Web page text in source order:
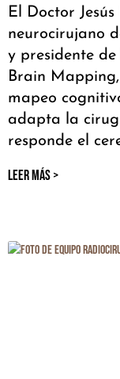
El Doctor
neurocirujano
y presidente
Brain
mapeo
adapta la
responde el
LEER MÁS >